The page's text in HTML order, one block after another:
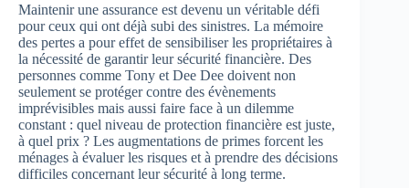
Maintenir une assurance est devenu un véritable défi
pour ceux qui ont déjà subi des sinistres. La mémoire
des pertes a pour effet de sensibiliser les propriétaires à
la nécessité de garantir leur sécurité financière. Des
personnes comme Tony et Dee Dee doivent non
seulement se protéger contre des évènements
imprévisibles mais aussi faire face à un dilemme
constant : quel niveau de protection financière est juste,
à quel prix ? Les augmentations de primes forcent les
ménages à évaluer les risques et à prendre des décisions
difficiles concernant leur sécurité à long terme.